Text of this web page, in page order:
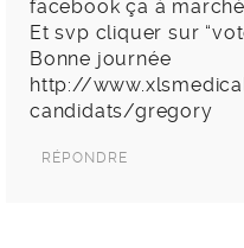
facebook ça à
Et svp cliquer sur
Bonne journée
http://
candidats/gregory
RÉPONDRE